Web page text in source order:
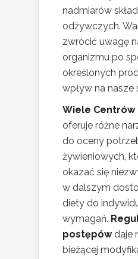
nadmiarów
odżywczych.
zwrócić uwagę
organizmu po
określonych
wpływ na
Wiele
oferuje różne
do oceny
żywieniowych,
okazać się
w dalszym
diety do
wymagań.
postępówdaje
bieżącej